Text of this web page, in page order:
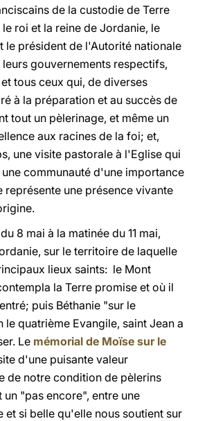
de la custodie de Terre
roi et la reine de Jordanie, le
le président de l'Autorité nationale
gouvernements respectifs,
tous ceux qui, de diverses
à la préparation et au succès de
tout un pèlerinage, et même un
aux racines de la foi; et,
une visite pastorale à l'Eglise qui
communauté d'une importance
représente une présence vivante
8 mai à la matinée du 11 mai,
sur le territoire de laquelle
lieux saints: le Mont
la Terre promise et où il
puis Béthanie "sur le
le quatrième Evangile, saint Jean a
Le mémorial de Moïse sur le
d'une puisante valeur
de notre condition de pèlerins
"pas encore", entre une
et si belle qu'elle nous soutient sur